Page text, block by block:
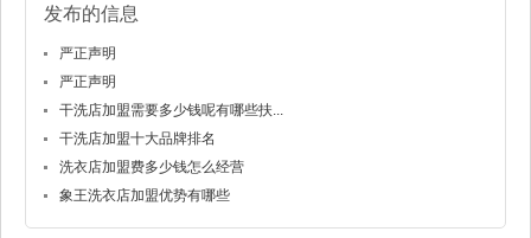
发布的信息
严正声明
严正声明
干洗店加盟需要多少钱呢有哪些扶...
干洗店加盟十大品牌排名
洗衣店加盟费多少钱怎么经营
象王洗衣店加盟优势有哪些